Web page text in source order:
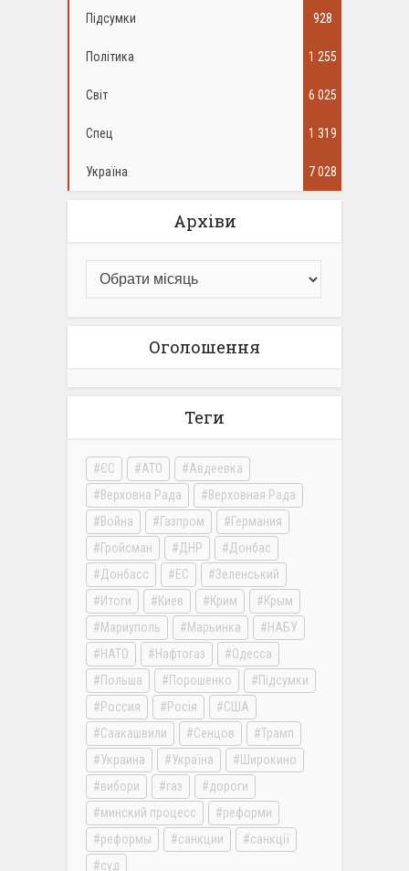
Підсумки 928
Політика 1 255
Світ 6 025
Спец 1 319
Україна 7 028
Архіви
Оголошення
Теги
ЄС АТО
Авдеевка
Верховна Рада
Верховная Рада
Война
Газпром
Германия
Гройсман
ДНР
Донбас
Донбасс
ЕС
Зеленський
Итоги
Киев Крим
Крым
Мариуполь
Марьинка
НАБУ
НАТО
Нафтогаз
Одесса
Польша
Порошенко
Підсумки
Россия
Росія
США
Саакашвили
Сенцов
Трамп
Украина
Україна
Широкино
вибори
газ
дороги
минский процесс
реформи
реформы
санкции
санкції
суд